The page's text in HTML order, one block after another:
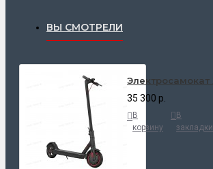
ВЫ СМОТРЕЛИ
Электросамокат
35 300 р.
В
корзину
В
закладки